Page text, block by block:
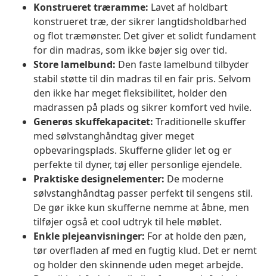
Konstrueret træramme: Lavet af holdbart
konstrueret træ, der sikrer langtidsholdbarhed
og flot træmønster. Det giver et solidt fundament
for din madras, som ikke bøjer sig over tid.
Store lamelbund: Den faste lamelbund tilbyder
stabil støtte til din madras til en fair pris. Selvom
den ikke har meget fleksibilitet, holder den
madrassen på plads og sikrer komfort ved hvile.
Generøs skuffekapacitet: Traditionelle skuffer
med sølvstanghåndtag giver meget
opbevaringsplads. Skufferne glider let og er
perfekte til dyner, tøj eller personlige ejendele.
Praktiske designelementer: De moderne
sølvstanghåndtag passer perfekt til sengens stil.
De gør ikke kun skufferne nemme at åbne, men
tilføjer også et cool udtryk til hele møblet.
Enkle plejeanvisninger: For at holde den pæn,
tør overfladen af med en fugtig klud. Det er nemt
og holder den skinnende uden meget arbejde.